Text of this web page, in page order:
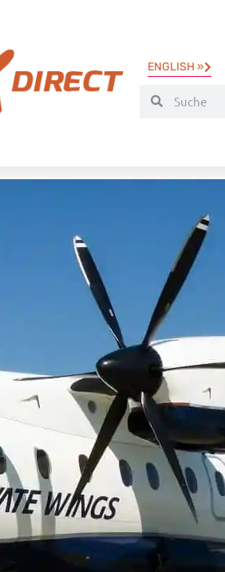
ENGLISH »